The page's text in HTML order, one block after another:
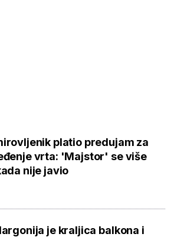
platio predujam za
vrta: 'Majstor' se više
nije javio
je kraljica balkona i